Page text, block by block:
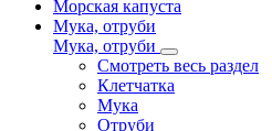
Морская капуста
Мука, отруби
Мука, отруби
Смотреть весь раздел
Клетчатка
Мука
Отруби